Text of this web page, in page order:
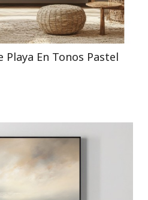
En Tonos Pastel